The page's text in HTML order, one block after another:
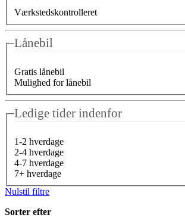
Værkstedskontrolleret
Lånebil
Gratis lånebil
Mulighed for lånebil
Ledige tider indenfor
1-2 hverdage
2-4 hverdage
4-7 hverdage
7+ hverdage
Nulstil filtre
Sorter efter